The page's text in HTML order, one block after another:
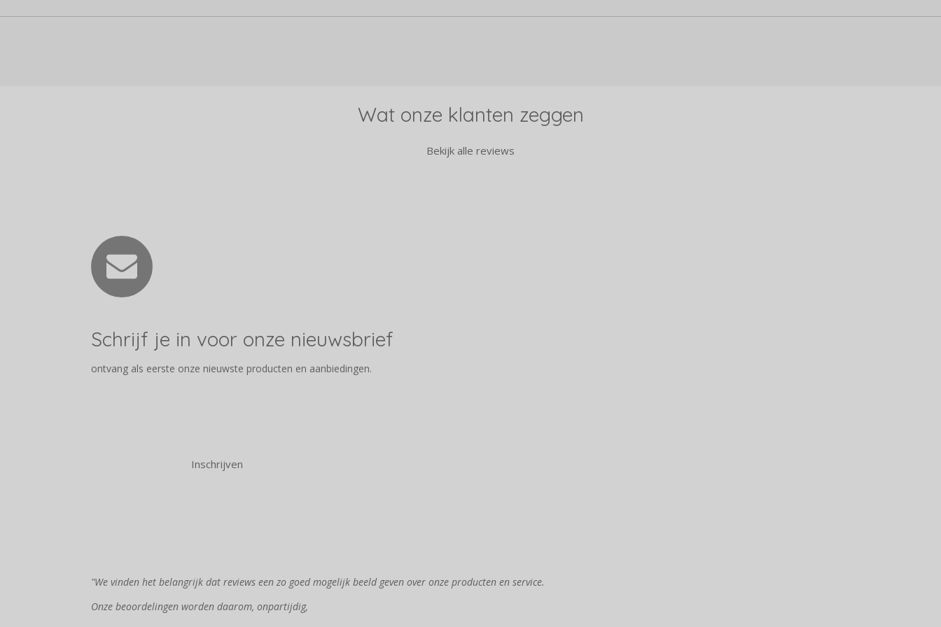
Wat onze klanten zeggen
Bekijk alle reviews
Schrijf je in voor onze nieuwsbrief
ontvang als eerste onze nieuwste producten en aanbiedingen.
Inschrijven
"We vinden het belangrijk dat reviews een zo goed mogelijk beeld geven over onze producten en service.
Onze beoordelingen worden daarom, onpartijdig,